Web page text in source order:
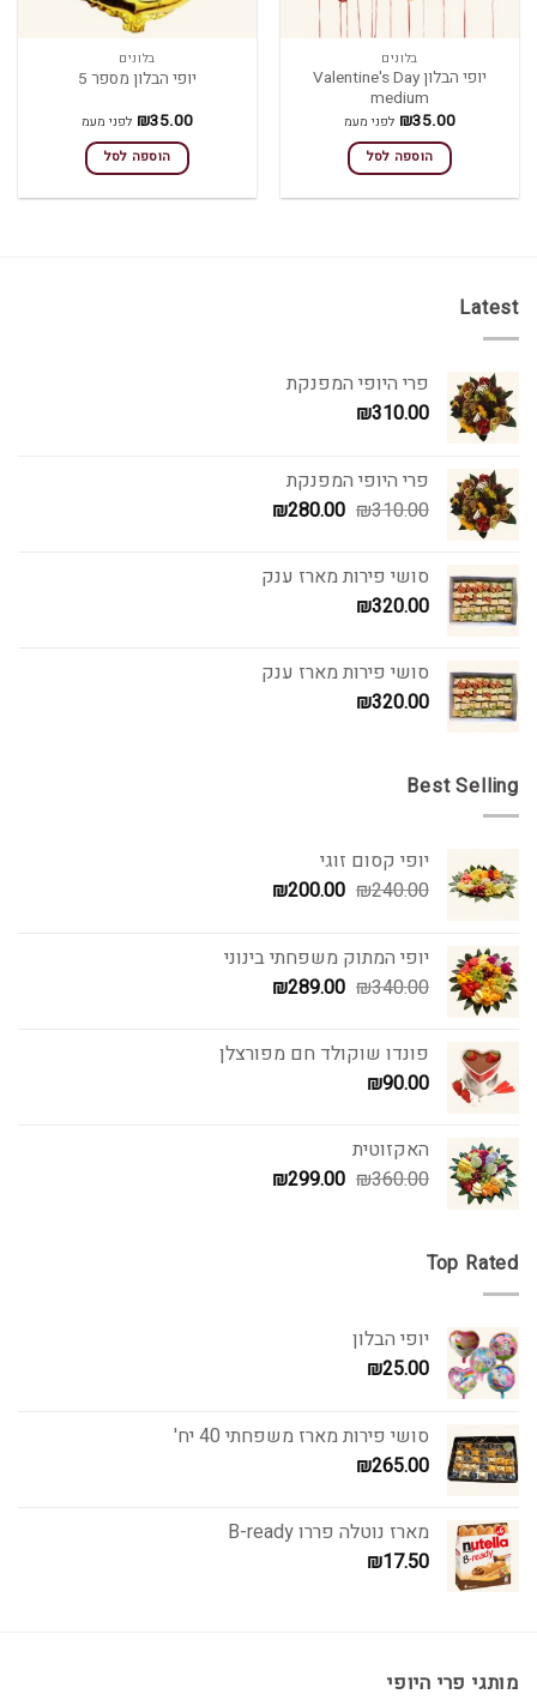
בלונים
יופי הבלון Valentine's Day
medium
₪35.00
לפני מעמ
הוספה לסל
בלונים
יופי הבלון מספר 5
₪35.00
לפני מעמ
הוספה לסל
Latest
פרי היופי המפנקת
₪310.00
פרי היופי המפנקת
₪310.00
המחיר
₪310.00.
₪280.00 המחיר
₪280.00.סושי פירות מארז ענק
₪320.00
סושי פירות מארז ענק
₪320.00
Best Selling
יופי קסום זוגי
₪240.00
המחיר
₪240.00.
₪200.00 המחיר
₪200.00.
יופי המתוק משפחתי בינוני
₪340.00
המחיר
₪340.00.
₪289.00 המחיר
₪289.00.
פונדו שוקולד חם מפורצלן
₪90.00
האקזוטית
₪360.00
המחיר ₪299.00 המחיר
Top Rated
יופי הבלון
₪25.00
סושי פירות מארז משפחתי 40 יח'
₪265.00
מארז נוטלה פררו B-ready
₪17.50
מותגי פרי היופי